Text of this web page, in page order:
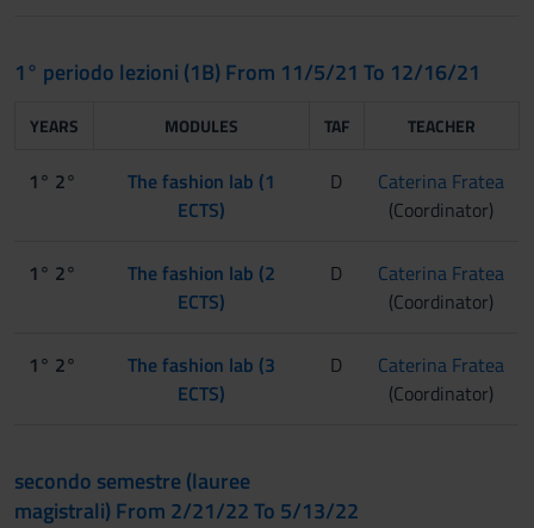
1° periodo lezioni (1B) From 11/5/21 To 12/16/21
YEARS MODULES TAF TEACHER
1° 2°
The fashion lab (1
ECTS)
D
Caterina Fratea
(Coordinator)
1° 2°
The fashion lab (2
ECTS)
D
Caterina Fratea
(Coordinator)
1° 2°
The fashion lab (3
ECTS)
D
Caterina Fratea
(Coordinator)
secondo semestre (lauree
magistrali) From 2/21/22 To 5/13/22